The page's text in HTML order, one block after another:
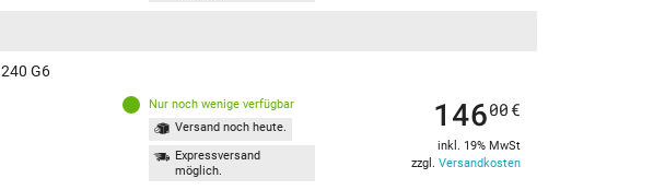
G6
Nur noch wenige verfügbar
Versand noch heute.
Expressversand
möglich.
14600 €
inkl. 19% MwSt
zzgl. Versandkosten